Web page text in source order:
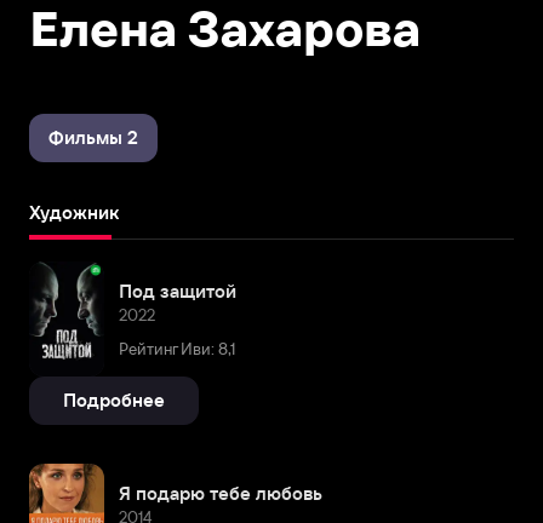
Елена Захарова
Фильмы 2
Художник
Под защитой
2022
Рейтинг Иви: 8,1
Подробнее
Я подарю тебе любовь
2014